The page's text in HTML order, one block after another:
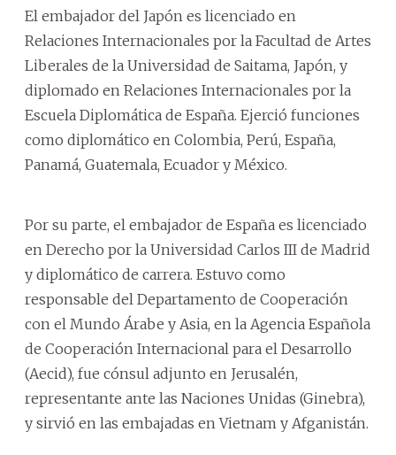
El embajador del Japón es licenciado en
Relaciones Internacionales por la Facultad de Artes
Liberales de la Universidad de Saitama, Japón, y
diplomado en Relaciones Internacionales por la
Escuela Diplomática de España. Ejerció funciones
como diplomático en Colombia, Perú, España,
Panamá, Guatemala, Ecuador y México.
Por su parte, el embajador de España es licenciado
en Derecho por la Universidad Carlos III de Madrid
y diplomático de carrera. Estuvo como
responsable del Departamento de Cooperación
con el Mundo Árabe y Asia, en la Agencia Española
de Cooperación Internacional para el Desarrollo
(Aecid), fue cónsul adjunto en Jerusalén,
representante ante las Naciones Unidas (Ginebra),
y sirvió en las embajadas en Vietnam y Afganistán.